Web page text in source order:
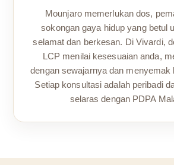
Mounjaro memerlukan dos,
sokongan gaya hidup yang betul
selamat dan berkesan. Di Vivardi,
LCP menilai kesesuaian anda,
dengan sewajarnya dan menyemak
Setiap konsultasi adalah peribadi
selaras dengan PDPA